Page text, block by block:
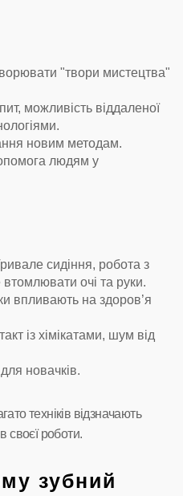
"твори мистецтва"
можливість віддаленої
новим методам.
людям у
сидіння, робота з
очі та руки.
впливають на здоров’я
із хімікатами, шум від
новачків.
техніків відзначають
своєї роботи.
зубний